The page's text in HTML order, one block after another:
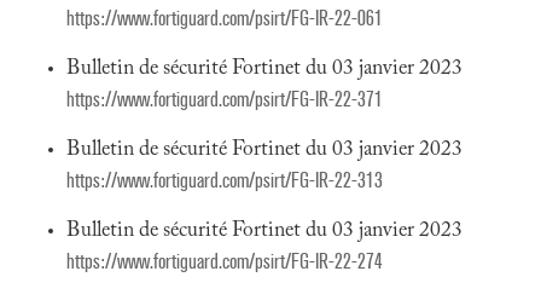
https://www.fortiguard.com/psirt/FG-IR-22-061
Bulletin de sécurité Fortinet du 03 janvier 2023
https://www.fortiguard.com/psirt/FG-IR-22-371
Bulletin de sécurité Fortinet du 03 janvier 2023
https://www.fortiguard.com/psirt/FG-IR-22-313
Bulletin de sécurité Fortinet du 03 janvier 2023
https://www.fortiguard.com/psirt/FG-IR-22-274